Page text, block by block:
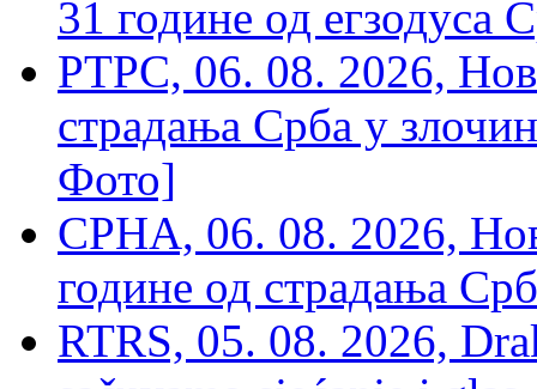
31 године од егзодуса
РТРС, 06. 08. 2026,
страдања Срба у
Фото]
СРНА, 06. 08. 2026,
године од страдања
RTRS, 05. 08. 2026,